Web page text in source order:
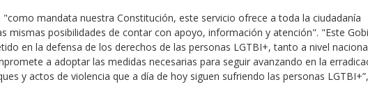
mandata nuestra Constitución, este servicio ofrece a toda la ciudadanía
mismas posibilidades de contar con apoyo, información y atención". "Este
en la defensa de los derechos de las personas LGTBI+, tanto a nivel
a adoptar las medidas necesarias para seguir avanzando en la
y actos de violencia que a día de hoy siguen sufriendo las personas